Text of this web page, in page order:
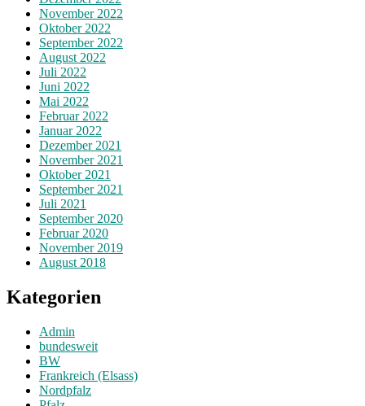
November 2022
Oktober 2022
September 2022
August 2022
Juli 2022
Juni 2022
Mai 2022
Februar 2022
Januar 2022
Dezember 2021
November 2021
Oktober 2021
September 2021
Juli 2021
September 2020
Februar 2020
November 2019
August 2018
Kategorien
Admin
bundesweit
BW
Frankreich (Elsass)
Nordpfalz